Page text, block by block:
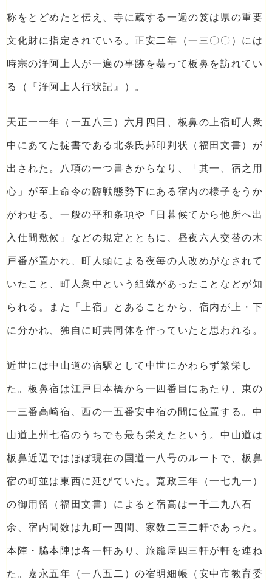
称をとどめたと伝え、寺に蔵する一遍の笈は県の重要
文化財に指定されている。正安二年（一三〇〇）には
時宗の浄阿上人が一遍の事跡を慕って板鼻を訪れてい
る（『浄阿上人行状記』）。
天正一一年（一五八三）六月四日、板鼻の上宿町人衆
中にあてた掟書である北条氏邦印判状（福田文書）が
出された。八項の一つ書きからなり、「其一、宿之用
心」が至上命令の臨戦態勢下にある宿内の様子をうか
がわせる。一般の平和条項や「日暮候てから他所へ出
入仕間敷候」などの規定とともに、昼夜六人交替の木
戸番が置かれ、町人頭による夜毎の人改めがなされて
いたこと、町人衆中という組織があったことなどが知
られる。また「上宿」とあることから、宿内が上・下
に分かれ、独自に町共同体を作っていたと思われる。
近世には中山道の宿駅として中世にかわらず繁栄し
た。板鼻宿は江戸日本橋から一四番目にあたり、東の
一三番高崎宿、西の一五番安中宿の間に位置する。中
山道上州七宿のうちでも最も栄えたという。中山道は
板鼻近辺ではほぼ現在の国道一八号のルートで、板鼻
宿の町並は東西に延びていた。寛政三年（一七九一）
の御用留（福田文書）によると宿高は一千二九八石
余、宿内間数は九町一四間、家数二三二軒であった。
本陣・脇本陣は各一軒あり、旅籠屋四三軒が軒を連ね
た。嘉永五年（一八五二）の宿明細帳（安中市教育委